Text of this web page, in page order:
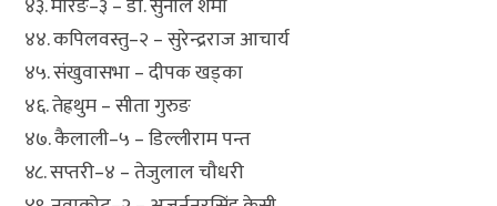
४४. कपिलवस्तु–२ – सुरेन्द्रराज आचार्य
४५. संखुवासभा – दीपक खड्का
४६. तेह्रथुम – सीता गुरुङ
४७. कैलाली–५ – डिल्लीराम पन्त
४८. सप्तरी–४ – तेजुलाल चौधरी